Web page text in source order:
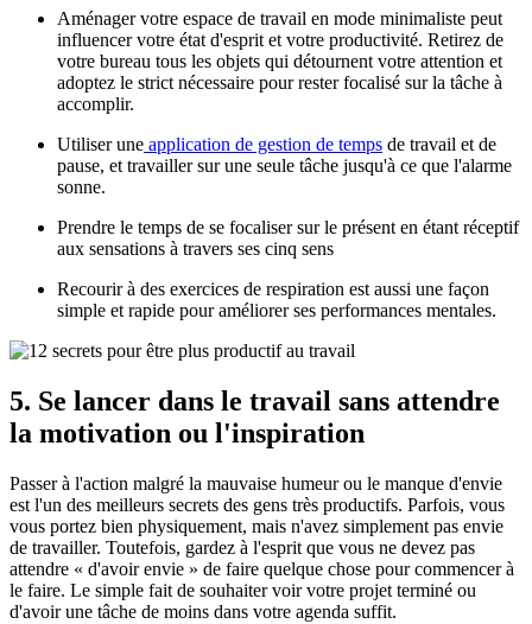
Aménager votre espace de travail en mode minimaliste peut
influencer votre état d'esprit et votre productivité. Retirez de
votre bureau tous les objets qui détournent votre attention et
adoptez le strict nécessaire pour rester focalisé sur la tâche à
accomplir.
Utiliser une application de gestion de temps de travail et de
pause, et travailler sur une seule tâche jusqu'à ce que l'alarme
sonne.
Prendre le temps de se focaliser sur le présent en étant réceptif
aux sensations à travers ses cinq sens
Recourir à des exercices de respiration est aussi une façon
simple et rapide pour améliorer ses performances mentales.
5. Se lancer dans le travail sans attendre
la motivation ou l'inspiration
Passer à l'action malgré la mauvaise humeur ou le manque d'envie
est l'un des meilleurs secrets des gens très productifs. Parfois, vous
vous portez bien physiquement, mais n'avez simplement pas envie
de travailler. Toutefois, gardez à l'esprit que vous ne devez pas
attendre « d'avoir envie » de faire quelque chose pour commencer à
le faire. Le simple fait de souhaiter voir votre projet terminé ou
d'avoir une tâche de moins dans votre agenda suffit.